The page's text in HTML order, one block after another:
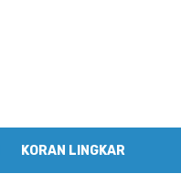
KORAN LINGKAR